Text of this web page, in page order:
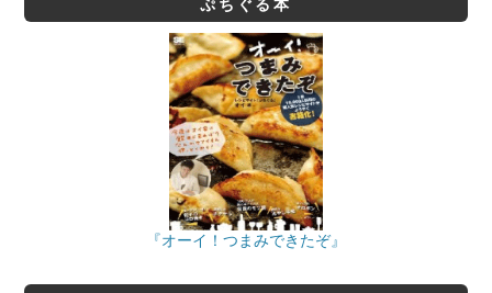
ぷちぐる本
『オーイ！つまみできたぞ』